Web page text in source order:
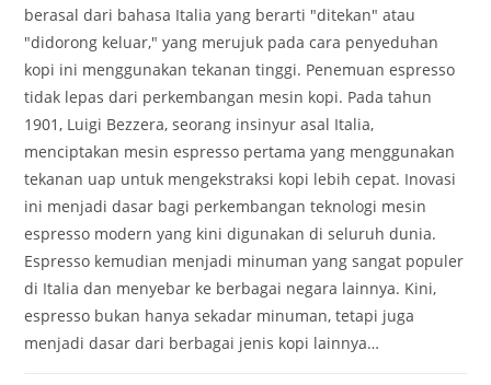
berasal dari bahasa Italia yang berarti "ditekan" atau
"didorong keluar," yang merujuk pada cara penyeduhan
kopi ini menggunakan tekanan tinggi. Penemuan espresso
tidak lepas dari perkembangan mesin kopi. Pada tahun
1901, Luigi Bezzera, seorang insinyur asal Italia,
menciptakan mesin espresso pertama yang menggunakan
tekanan uap untuk mengekstraksi kopi lebih cepat. Inovasi
ini menjadi dasar bagi perkembangan teknologi mesin
espresso modern yang kini digunakan di seluruh dunia.
Espresso kemudian menjadi minuman yang sangat populer
di Italia dan menyebar ke berbagai negara lainnya. Kini,
espresso bukan hanya sekadar minuman, tetapi juga
menjadi dasar dari berbagai jenis kopi lainnya…